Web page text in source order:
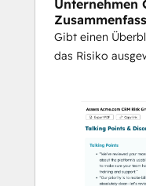
Unternehmen
Gibt einen
das Risiko